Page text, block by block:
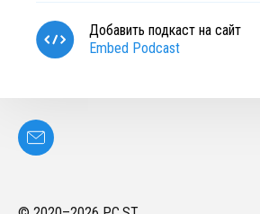
Добавить подкаст на сайт
Embed Podcast